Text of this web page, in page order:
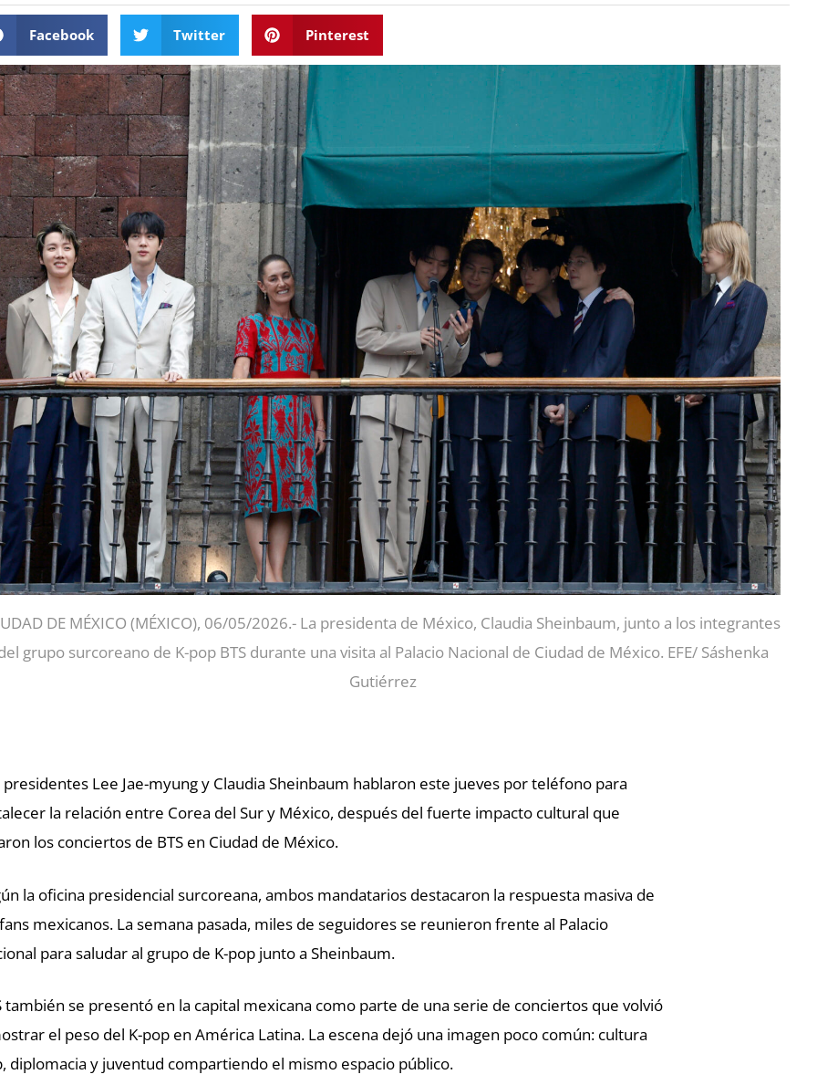
Facebook Twitter Pinterest
DE MÉXICO (MÉXICO), 06/05/2026.- La presidenta de México, Claudia Sheinbaum, junto a los integrantes
grupo surcoreano de K-pop BTS durante una visita al Palacio Nacional de Ciudad de México. EFE/ Sáshenka
Gutiérrez
presidentes Lee Jae-myung y Claudia Sheinbaum hablaron este jueves por teléfono para
la relación entre Corea del Sur y México, después del fuerte impacto cultural que
los conciertos de BTS en Ciudad de México.
la oficina presidencial surcoreana, ambos mandatarios destacaron la respuesta masiva de
mexicanos. La semana pasada, miles de seguidores se reunieron frente al Palacio
para saludar al grupo de K-pop junto a Sheinbaum.
también se presentó en la capital mexicana como parte de una serie de conciertos que volvió
el peso del K-pop en América Latina. La escena dejó una imagen poco común: cultura
diplomacia y juventud compartiendo el mismo espacio público.